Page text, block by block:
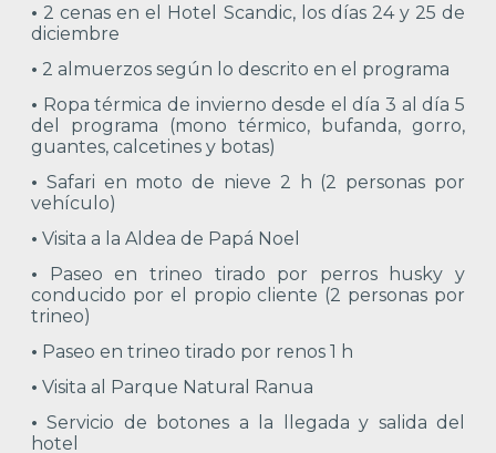
• 2 cenas en el Hotel Scandic, los días 24 y 25 de
diciembre
• 2 almuerzos según lo descrito en el programa
• Ropa térmica de invierno desde el día 3 al día 5
del programa (mono térmico, bufanda, gorro,
guantes, calcetines y botas)
• Safari en moto de nieve 2 h (2 personas por
vehículo)
• Visita a la Aldea de Papá Noel
• Paseo en trineo tirado por perros husky y
conducido por el propio cliente (2 personas por
trineo)
• Paseo en trineo tirado por renos 1 h
• Visita al Parque Natural Ranua
• Servicio de botones a la llegada y salida del
hotel